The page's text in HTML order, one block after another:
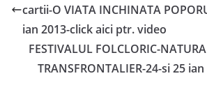
cartii-O VIATA INCHINATA
ian 2013-click aici ptr. video
FESTIVALUL FOLCLORIC-
TRANSFRONTALIER-24-si 25